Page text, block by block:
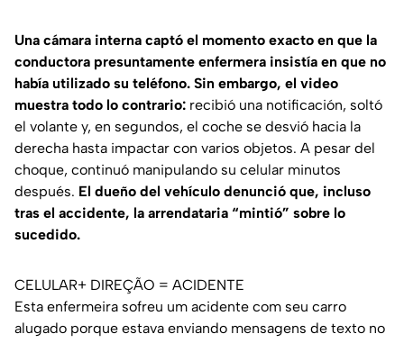
Una cámara interna captó el momento exacto en que la
conductora presuntamente enfermera insistía en que no
había utilizado su teléfono. Sin embargo, el video
muestra todo lo contrario: recibió una notificación, soltó
el volante y, en segundos, el coche se desvió hacia la
derecha hasta impactar con varios objetos. A pesar del
choque, continuó manipulando su celular minutos
después. El dueño del vehículo denunció que, incluso
tras el accidente, la arrendataria “mintió” sobre lo
sucedido.
CELULAR+ DIREÇÃO = ACIDENTE
Esta enfermeira sofreu um acidente com seu carro
alugado porque estava enviando mensagens de texto no